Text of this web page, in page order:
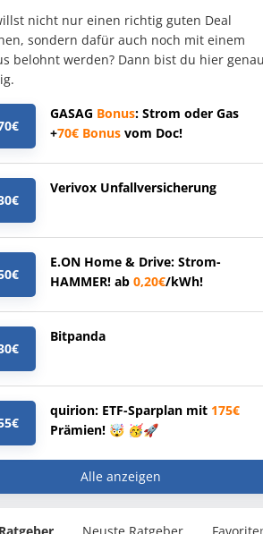
nicht nur einen richtig guten Deal
sondern dafür auch noch mit einem
belohnt werden? Dann bist du hier genau
GASAG Bonus: Strom oder Gas
+70€ Bonus vom Doc!
Verivox Unfallversicherung
E.ON Home & Drive: Strom-
HAMMER! ab 0,20€/kWh!
Bitpanda
quirion: ETF-Sparplan mit 175€
Prämien! 🤯 🥳🚀
Alle anzeigen